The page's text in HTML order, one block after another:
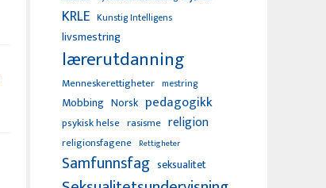
KRLE Kunstig Intelligens
livsmestring
lærerutdanning
Menneskerettigheter mestring
Mobbing Norsk pedagogikk
psykisk helse rasisme religion
religionsfagene Rettigheter
Samfunnsfag seksualitet